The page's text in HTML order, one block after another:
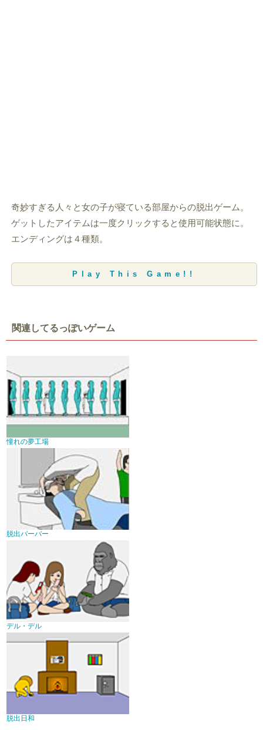
奇妙すぎる人々と女の子が寝ている部屋からの脱出ゲーム。
ゲットしたアイテムは一度クリックすると使用可能状態に。
エンディングは４種類。
Play This Game!!
関連してるっぽいゲーム
憧れの夢工場
脱出バーバー
デル・デル
脱出日和